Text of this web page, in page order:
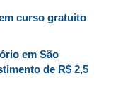
curso gratuito
em São
de R$ 2,5